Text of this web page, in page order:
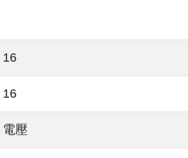
16
16
電壓